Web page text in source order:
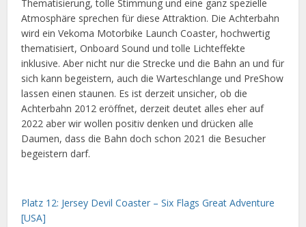
Thematisierung, tolle Stimmung und eine ganz spezielle
Atmosphäre sprechen für diese Attraktion. Die Achterbahn
wird ein Vekoma Motorbike Launch Coaster, hochwertig
thematisiert, Onboard Sound und tolle Lichteffekte
inklusive. Aber nicht nur die Strecke und die Bahn an und für
sich kann begeistern, auch die Warteschlange und PreShow
lassen einen staunen. Es ist derzeit unsicher, ob die
Achterbahn 2012 eröffnet, derzeit deutet alles eher auf
2022 aber wir wollen positiv denken und drücken alle
Daumen, dass die Bahn doch schon 2021 die Besucher
begeistern darf.
Platz 12: Jersey Devil Coaster – Six Flags Great Adventure
[USA]